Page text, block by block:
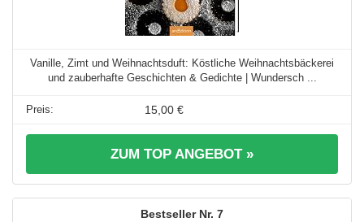
Vanille, Zimt und Weihnachtsduft: Köstliche Weihnachtsbäckerei
und zauberhafte Geschichten & Gedichte | Wundersch ...
15,00 €
ZUM TOP ANGEBOT »
7